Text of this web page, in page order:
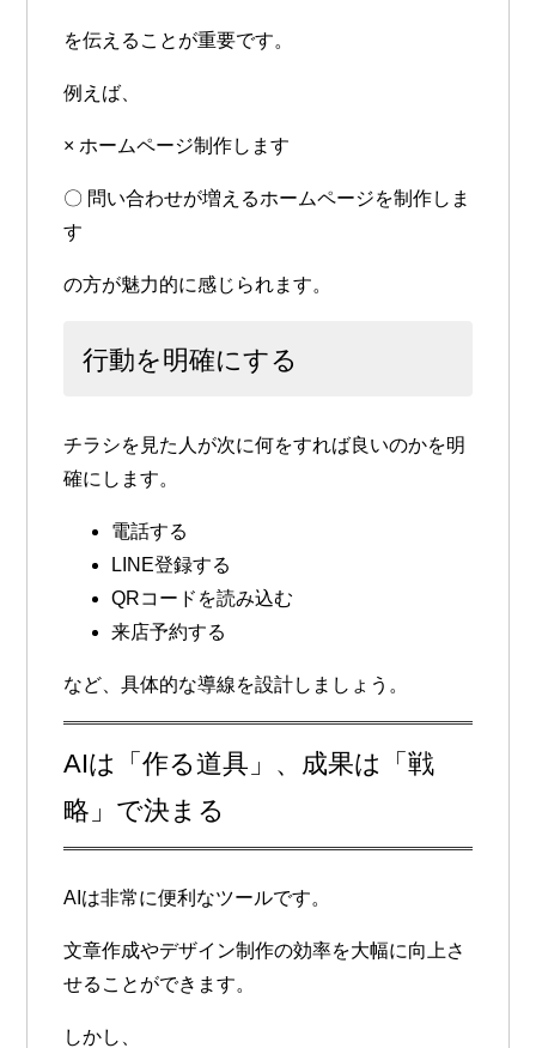
を伝えることが重要です。
例えば、
× ホームページ制作します
〇 問い合わせが増えるホームページを制作しま
す
の方が魅力的に感じられます。
行動を明確にする
チラシを見た人が次に何をすれば良いのかを明
確にします。
電話する
LINE登録する
QRコードを読み込む
来店予約する
など、具体的な導線を設計しましょう。
AIは「作る道具」、成果は「戦
略」で決まる
AIは非常に便利なツールです。
文章作成やデザイン制作の効率を大幅に向上さ
せることができます。
しかし、